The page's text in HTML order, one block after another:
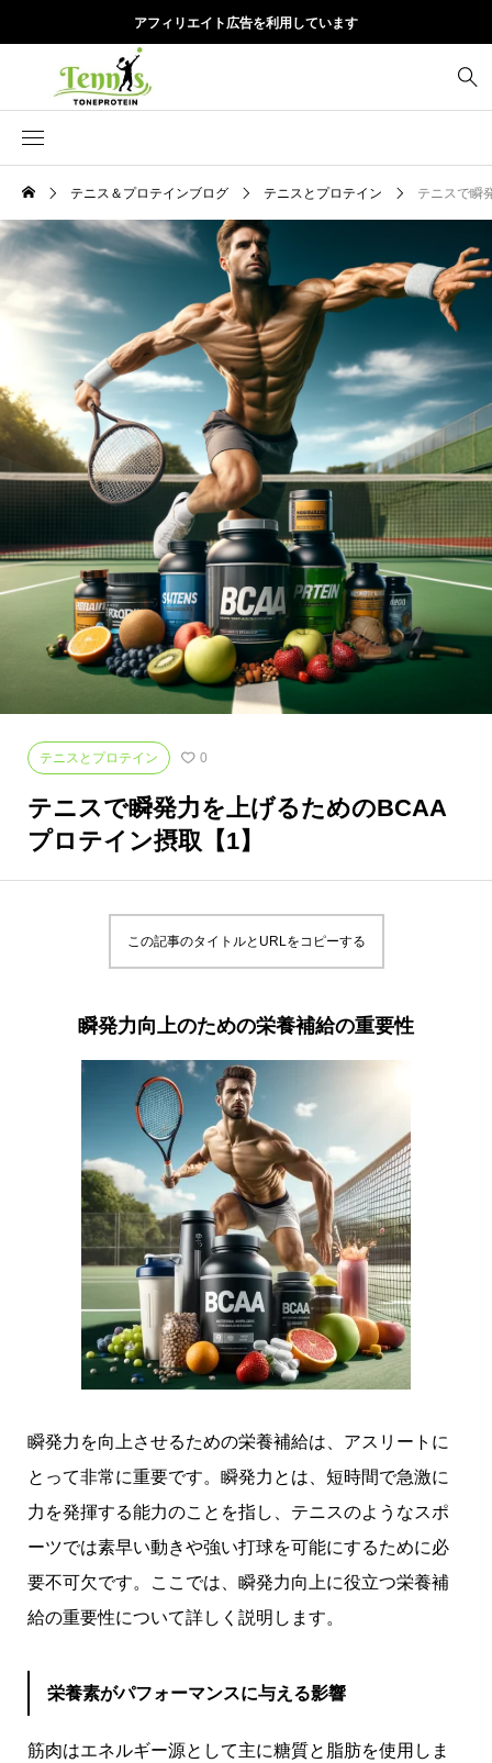
アフィリエイト広告を利用しています
テニス＆プロテインブログ テニスとプロテイン テニスで瞬
テニスとプロテイン 0
テニスで瞬発力を上げるためのBCAA
プロテイン摂取【1】
この記事のタイトルとURLをコピーする
瞬発力向上のための栄養補給の重要性
瞬発力を向上させるための栄養補給は、アスリートに
とって非常に重要です。瞬発力とは、短時間で急激に
力を発揮する能力のことを指し、テニスのようなスポ
ーツでは素早い動きや強い打球を可能にするために必
要不可欠です。ここでは、瞬発力向上に役立つ栄養補
給の重要性について詳しく説明します。
栄養素がパフォーマンスに与える影響
筋肉はエネルギー源として主に糖質と脂肪を使用しま